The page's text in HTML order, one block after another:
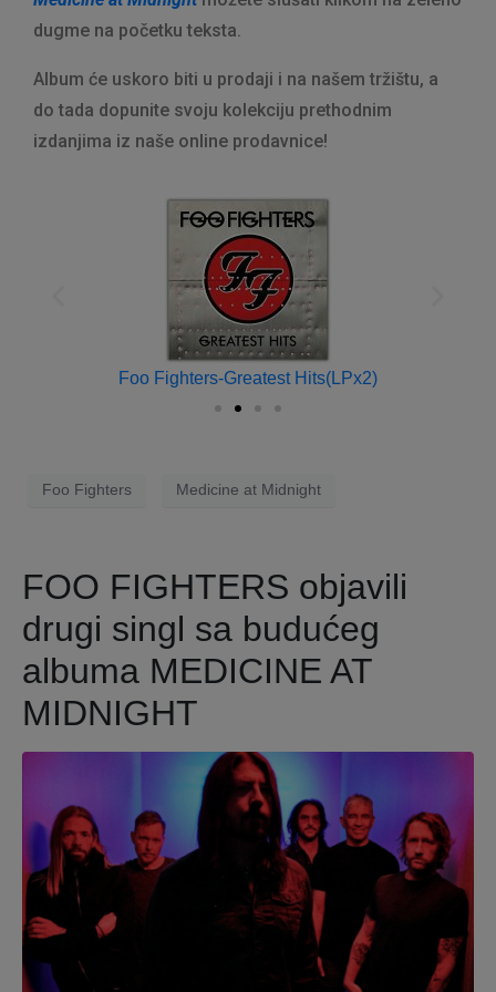
dugme na početku teksta.
Album će uskoro biti u prodaji i na našem tržištu, a
do tada dopunite svoju kolekciju prethodnim
izdanjima iz naše online prodavnice!
Foo Fighters-Greatest Hits(LPx2)
Foo Fighters Medicine at Midnight
FOO FIGHTERS objavili
drugi singl sa budućeg
albuma MEDICINE AT
MIDNIGHT